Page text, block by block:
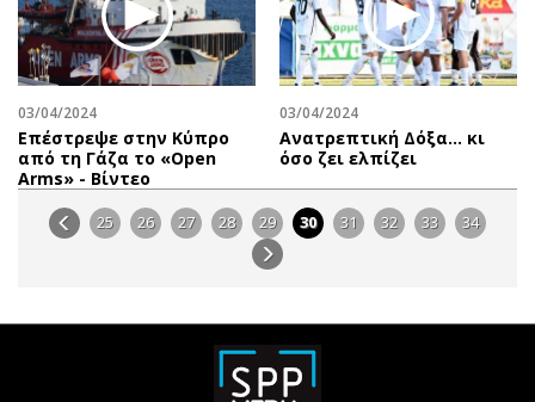
03/04/2024
Επέστρεψε στην Κύπρο
από τη Γάζα το «Open
Arms» - Βίντεο
03/04/2024
Ανατρεπτική Δόξα… κι
όσο ζει ελπίζει
25 26 27 28 29 30 31 32 33 34